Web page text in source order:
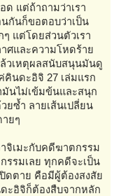
แต่ถ้าถามว่าเรา
กันก็ขอตอบว่าเป็น
แต่โดยส่วนตัวเรา
ศและความโหดร้าย
วเหตุผลสนับสนุนมันดู
คินดะอิจิ 27 เล่มแรก
มันไม่เข้มข้นและสนุก
ยซ้ำ ลายเส้นเปลี่ยน
ยๆ
จิเมะกับคดีฆาตกรรม
รรมเลย ทุกคดีจะเป็น
ดตาย คือมีผู้ต้องสงสัย
ะอิจิก็ต้องสืบจากหลัก